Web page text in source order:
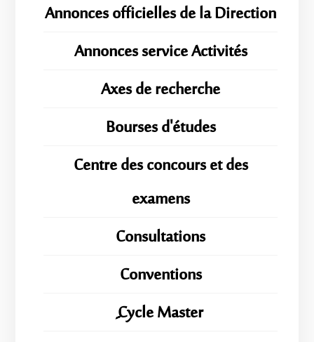
Annonces officielles de la Direction
Annonces service Activités
Axes de recherche
Bourses d'études
Centre des concours et des
examens
Consultations
Conventions
ِِِCycle Master